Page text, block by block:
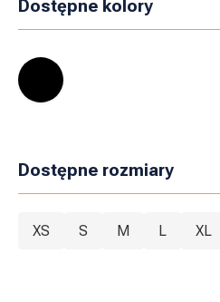
Dostępne kolory
Dostępne rozmiary
XS S M L XL